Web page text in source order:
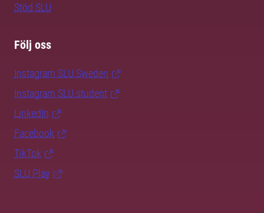
Stöd SLU
Följ oss
Instagram SLU.Sweden
Instagram SLU.student
LinkedIn
Facebook
TikTok
SLU Play